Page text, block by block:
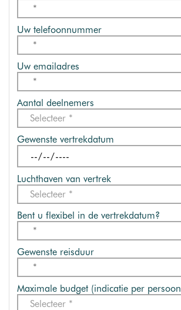
Uw telefoonnummer
Uw emailadres
Aantal deelnemers
Selecteer *
Gewenste vertrekdatum
Luchthaven van vertrek
Selecteer *
Bent u flexibel in de vertrekdatum?
Gewenste reisduur
Maximale budget (indicatie per
Selecteer *